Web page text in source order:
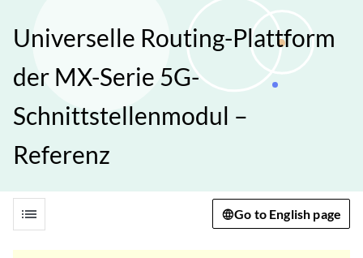
Universelle Routing-Plattform
der MX-Serie 5G-
Schnittstellenmodul –
Referenz
list Go to English page